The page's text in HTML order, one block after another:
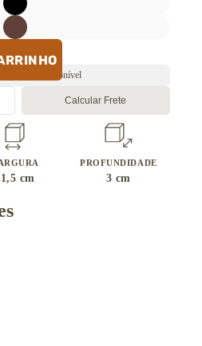
Estoque disponível
Calcular Frete
cm
PROFUNDIDADE
3 cm